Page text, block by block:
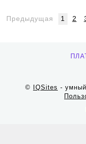
Предыдущая 1 2
© IQSites -